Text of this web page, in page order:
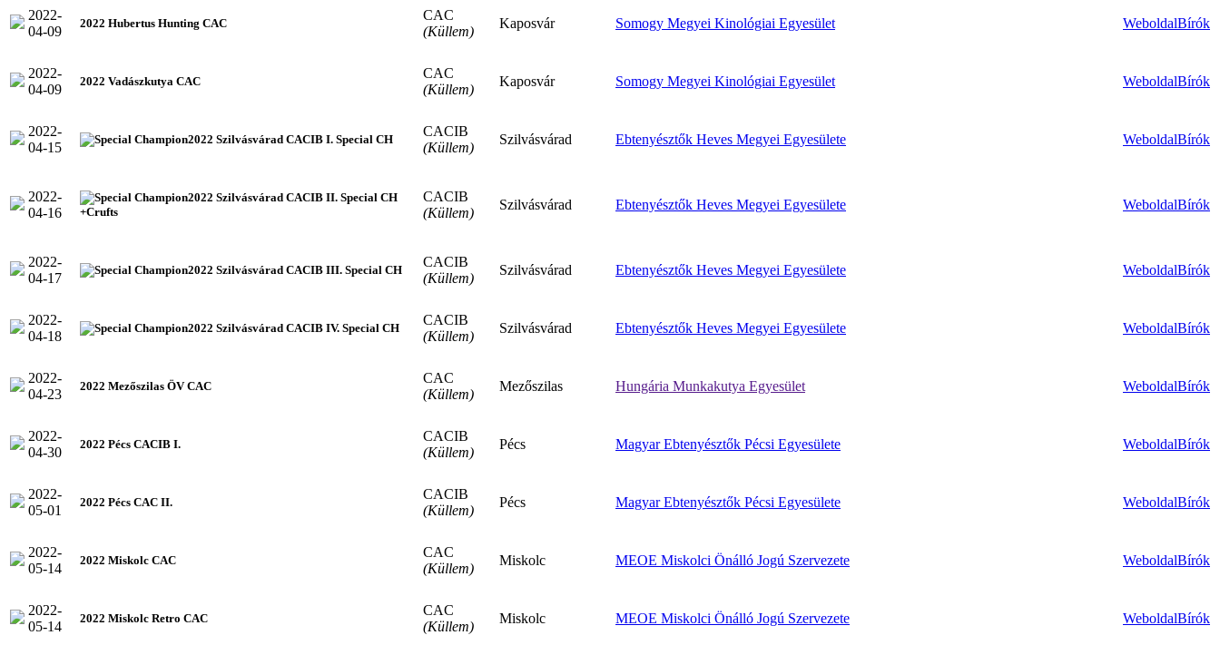
2022-
04-09
2022 Hubertus Hunting CAC
CAC
(Küllem)
Kaposvár Somogy Megyei Kinológiai Egyesület WeboldalBírók
2022-
04-09
2022 Vadászkutya CAC
CAC
(Küllem)
Kaposvár Somogy Megyei Kinológiai Egyesület WeboldalBírók
2022-
04-15
2022 Szilvásvárad CACIB I. Special CH
CACIB
(Küllem)
Szilvásvárad Ebtenyésztők Heves Megyei Egyesülete WeboldalBírók
2022-
04-16
2022 Szilvásvárad CACIB II. Special CH
+Crufts
CACIB
(Küllem)
Szilvásvárad Ebtenyésztők Heves Megyei Egyesülete WeboldalBírók
2022-
04-17
2022 Szilvásvárad CACIB III. Special CH
CACIB
(Küllem)
Szilvásvárad Ebtenyésztők Heves Megyei Egyesülete WeboldalBírók
2022-
04-18
2022 Szilvásvárad CACIB IV. Special CH
CACIB
(Küllem)
Szilvásvárad Ebtenyésztők Heves Megyei Egyesülete WeboldalBírók
2022-
04-23
2022 Mezőszilas ÖV CAC
CAC
(Küllem)
Mezőszilas Hungária Munkakutya Egyesület WeboldalBírók
2022-
04-30
2022 Pécs CACIB I.
CACIB
(Küllem)
Pécs Magyar Ebtenyésztők Pécsi Egyesülete WeboldalBírók
2022-
05-01
2022 Pécs CAC II.
CACIB
(Küllem)
Pécs Magyar Ebtenyésztők Pécsi Egyesülete WeboldalBírók
2022-
05-14
2022 Miskolc CAC
CAC
(Küllem)
Miskolc MEOE Miskolci Önálló Jogú Szervezete WeboldalBírók
2022-
05-14
2022 Miskolc Retro CAC
CAC
(Küllem)
Miskolc MEOE Miskolci Önálló Jogú Szervezete WeboldalBírók